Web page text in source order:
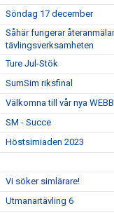
Söndag 17 december
Såhär fungerar
tävlingsverksamheten
Ture Jul-Stök
SumSim riksfinal
Välkomna till vår nya
SM - Succe
Höstsimiaden 2023
Vi söker simlärare!
Utmanartävling 6